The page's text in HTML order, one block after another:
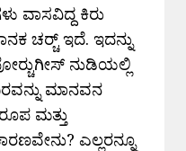
ವಾಸವಿದ್ದ ಕಿರು
ಚರ‍್ಚ್ ಇದೆ. ಇದನ್ನು
ನುಡಿಯಲ್ಲಿ
ಮಾನವನ
ಮತ್ತು
ಎಲ್ಲರನ್ನೂ